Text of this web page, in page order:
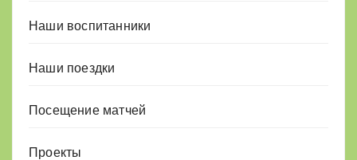
Наши воспитанники
Наши поездки
Посещение матчей
Проекты